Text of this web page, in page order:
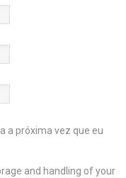
a próxima vez que eu
and handling of your